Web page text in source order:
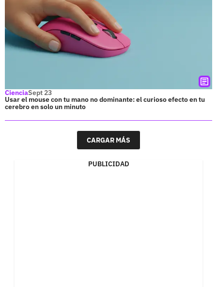
CienciaSept 23
Usar el mouse con tu mano no dominante: el curioso efecto en tu
cerebro en solo un minuto
CARGAR MÁS
PUBLICIDAD